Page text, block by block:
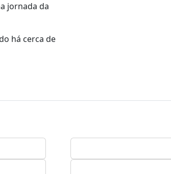
jornada da
há cerca de